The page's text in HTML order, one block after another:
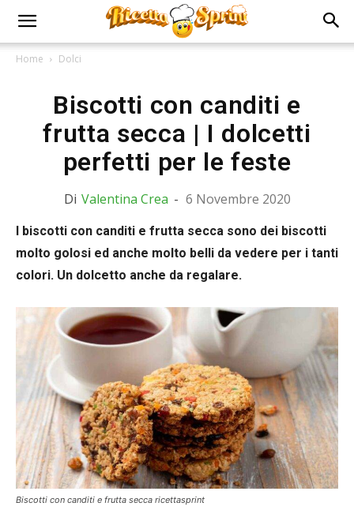
Home Dolci
Biscotti con canditi e
frutta secca | I dolcetti
perfetti per le feste
Di Valentina Crea - 6 Novembre 2020
I biscotti con canditi e frutta secca sono dei biscotti
molto golosi ed anche molto belli da vedere per i tanti
colori. Un dolcetto anche da regalare.
Biscotti con canditi e frutta secca ricettasprint